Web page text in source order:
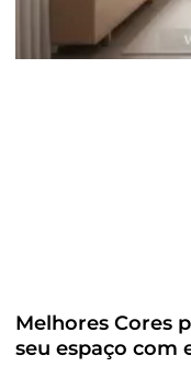
Melhores Cores
seu espaço com